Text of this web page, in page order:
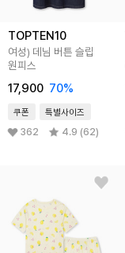
TOPTEN10
여성) 데님 버튼 슬립
원피스
17,900 70%
쿠폰 특별사이즈
362 4.9 (62)